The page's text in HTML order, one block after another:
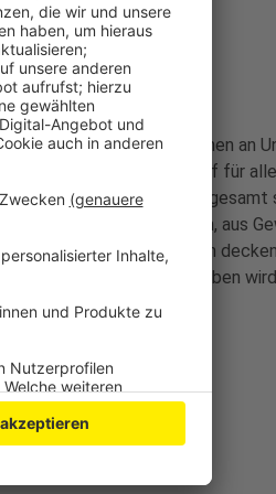
zu günstigen Konditionen an
hat Reichelt den Entwurf für
Stadtrat vorgelegt: insgesamt
erwartet werden, aus
aus ihren Ersparnissen
die Finanzen der Stadt haben